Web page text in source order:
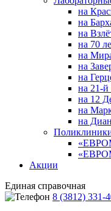
на
на
на
на 70
на
на
на
на 21-
на 12
на
на
Акции
Единая справочная
8 (3812) 331-